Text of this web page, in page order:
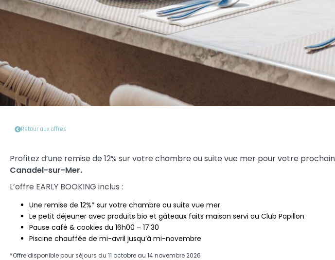
Retour aux offres
Profitez d’une remise de 12% sur votre chambre ou suite vue mer pour votre
Canadel-sur-Mer.
L’offre EARLY BOOKING inclus :
Une remise de 12%* sur votre chambre ou suite vue mer
Le petit déjeuner avec produits bio et gâteaux faits maison servi au Club Papillon
Pause café & cookies du 16h00 – 17:30
Piscine chauffée de mi-avril jusqu’à mi-novembre
*Offre disponible pour séjours du 11 octobre au 14 novembre 2026